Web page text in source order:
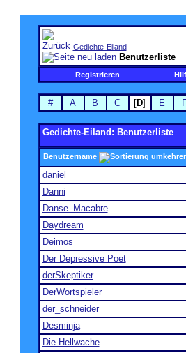
Gedichte-Eiland
Benutzerliste
Registrieren
# A B C [D] E
Gedichte-Eiland: Benutzerliste
Benutzername
daniel
Danni
Danse_Macabre
Daydream
Deimos
Der Depressive Poet
derSkeptiker
DerWortspieler
der_schneider
Desminja
Die Hellwache